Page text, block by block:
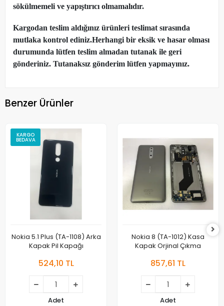
sökülmemeli ve yapıştırıcı olmamalıdır.
Kargodan teslim aldığınız ürünleri teslimat sırasında
mutlaka kontrol ediniz.Herhangi bir eksik ve hasar olması
durumunda lütfen teslim almadan tutanak ile geri
gönderiniz. Tutanaksız gönderim lütfen yapmayınız.
Benzer Ürünler
KARGO
BEDAVA
Nokia 5.1 Plus (TA-1108) Arka
Kapak Pil Kapağı
524,10 TL
Adet
Nokia 8 (TA-1012) Kasa
Kapak Orjinal Çıkma
857,61 TL
Adet